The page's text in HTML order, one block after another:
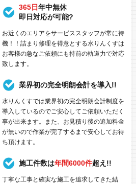
365日年中無休
即日対応が可能?
お近くのエリアをサービススタッフが常に待
機！！詰まり修理を得意とする水りんくすは
お客様の急なご依頼にも持前の軌道力で対応
致します。
業界初の完全明朗会計を導入!!
水りんくすでは業界初の完全明朗会計制度を
導入しているのでご安心してご依頼いただく
事が出来ます。また、お見積り後の追加料金
が無いので作業が完了するまで安心してお待
ち頂けます。
施工件数は年間6000件超え!!
丁寧な工事と確実な施工を追求してきた結